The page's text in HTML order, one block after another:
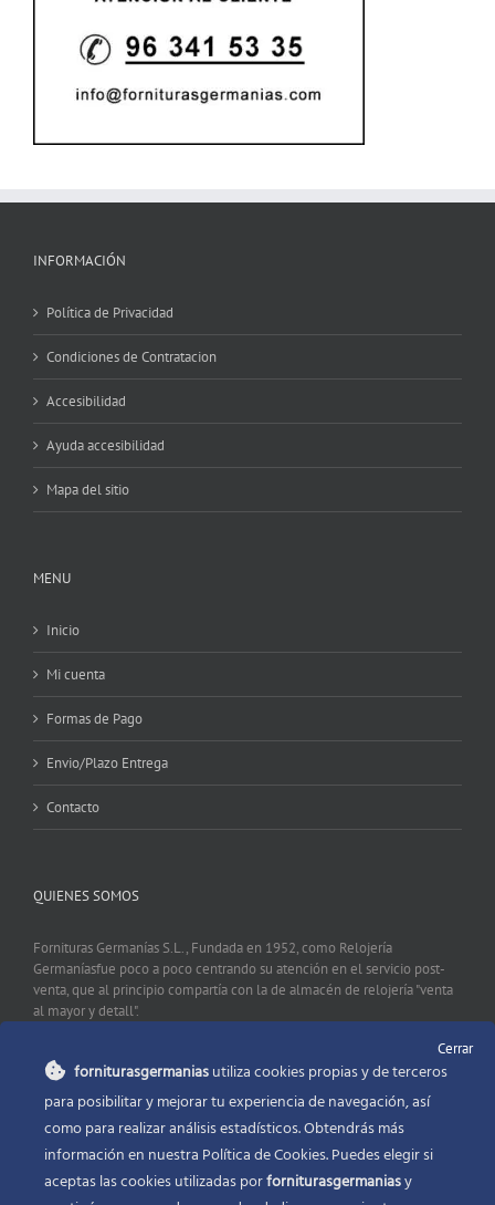
INFORMACIÓN
Política de Privacidad
Condiciones de Contratacion
Accesibilidad
Ayuda accesibilidad
Mapa del sitio
MENU
Inicio
Mi cuenta
Formas de Pago
Envio/Plazo Entrega
Contacto
QUIENES SOMOS
Fornituras Germanías S.L., Fundada en 1952, como Relojería
Germaníasfue poco a poco centrando su atención en el servicio post-
venta, que al principio compartía con la de almacén de relojería "venta
al mayor y detall".
CONTACTO
Fornituras Germanías, Calle Sevilla 2, 46006 Valencia España
Phone:96 341 53 35
Email:info@forniturasgermanias.com
Cerrar
forniturasgermaniasutiliza cookies propias y de terceros
para posibilitar y mejorar tu experiencia de navegación, así
como para realizar análisis estadísticos. Obtendrás más
información en nuestra Política de Cookies. Puedes elegir si
aceptas las cookies utilizadas porforniturasgermaniasy